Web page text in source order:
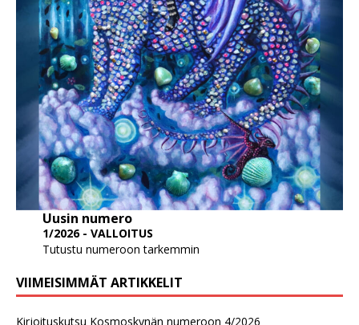
Uusin numero
1/2026 - VALLOITUS
Tutustu numeroon tarkemmin
VIIMEISIMMÄT ARTIKKELIT
Kirjoituskutsu Kosmoskynän numeroon 4/2026